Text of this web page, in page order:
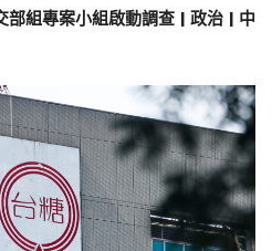
組專案小組啟動調查 | 政治 | 中